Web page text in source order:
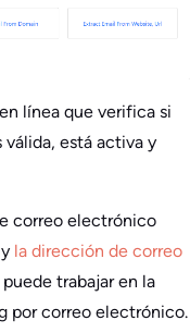
línea que verifica si
está activa y
correo electrónico
la dirección de correo
trabajar en la
por correo electrónico.